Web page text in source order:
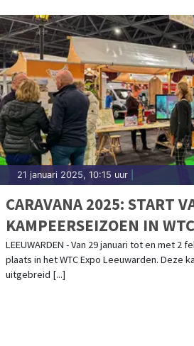
21 januari 2025, 10:15 uur
CARAVANA 2025: START
KAMPEERSEIZOEN IN
LEEUWARDEN
LEEUWARDEN - Van 29 januari tot en met 2
plaats in het WTC Expo Leeuwarden. Deze
uitgebreid [...]